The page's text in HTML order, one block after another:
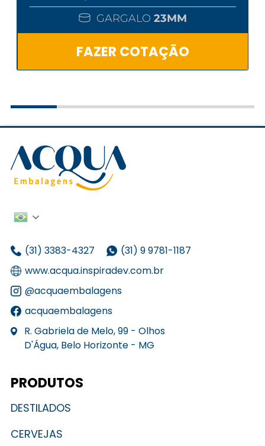
GARGALO 23MM
FAZER COTAÇÃO
(31) 3383-4327
(31) 9 9781-1187
www.acqua.inspiradev.com.br
@acquaembalagens
acquaembalagens
R. Gabriela de Melo, 99 - Olhos
D'Água, Belo Horizonte - MG
PRODUTOS
DESTILADOS
CERVEJAS